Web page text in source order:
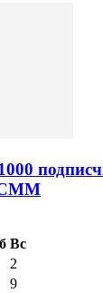
СММ
Вс
2
9